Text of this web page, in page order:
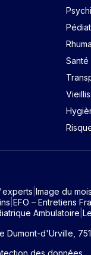
Santé
Image du
EFO – Entretiens
Ambulatoire
Dumont-d'Urville,
des données